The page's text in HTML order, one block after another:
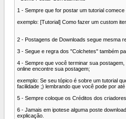
1 - Sempre que for postar um tutorial
exemplo: [Tutorial] Como fazer um custom
2 - Postagens de Downloads segue mesma
3 - Segue e regra dos "Colchetes" também
4 - Sempre que você terminar sua
online encontre sua postagem;
exemplo: Se seu tópico é sobre um tutorial
facilidade ;) lembrando que você pode por
5 - Sempre coloque os Créditos dos
6 - Jamais em ipotese alguma poste
explicação.